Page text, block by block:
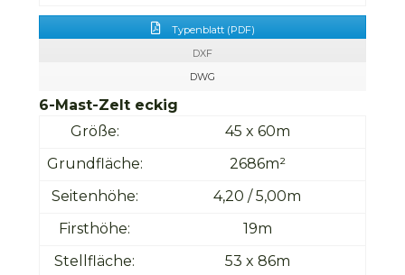
Typenblatt (PDF)
DXF
DWG
6-Mast-Zelt eckig
Größe:
45 x 60m
Grundfläche:
2686m²
Seitenhöhe:
4,20 / 5,00m
Firsthöhe:
19m
Stellfläche:
53 x 86m